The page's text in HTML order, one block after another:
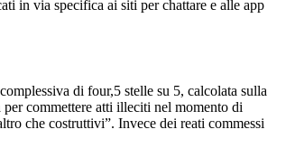
in via specifica ai siti per chattare e alle app
di four,5 stelle su 5, calcolata sulla
commettere atti illeciti nel momento di
che costruttivi”. Invece dei reati commessi